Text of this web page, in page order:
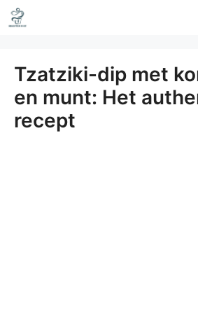
Ga
naar
inhoud
Tzatziki-dip met
en munt: Het
recept